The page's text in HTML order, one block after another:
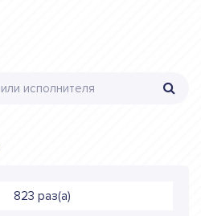
823 раз(а)